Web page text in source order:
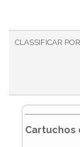
CLASSIFICAR POR
Cartuchos